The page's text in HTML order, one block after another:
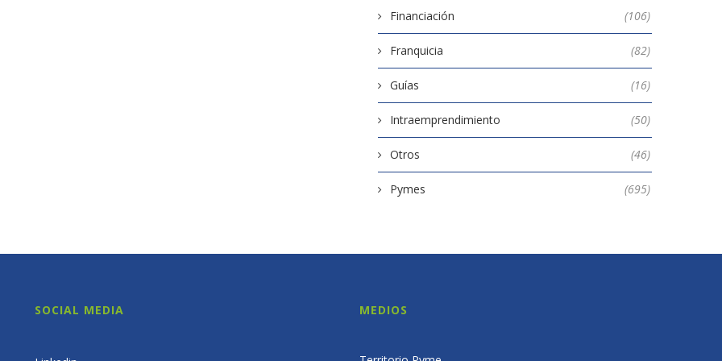
Financiación (106)
Franquicia (82)
Guías (16)
Intraemprendimiento (50)
Otros (46)
Pymes (695)
SOCIAL MEDIA MEDIOS